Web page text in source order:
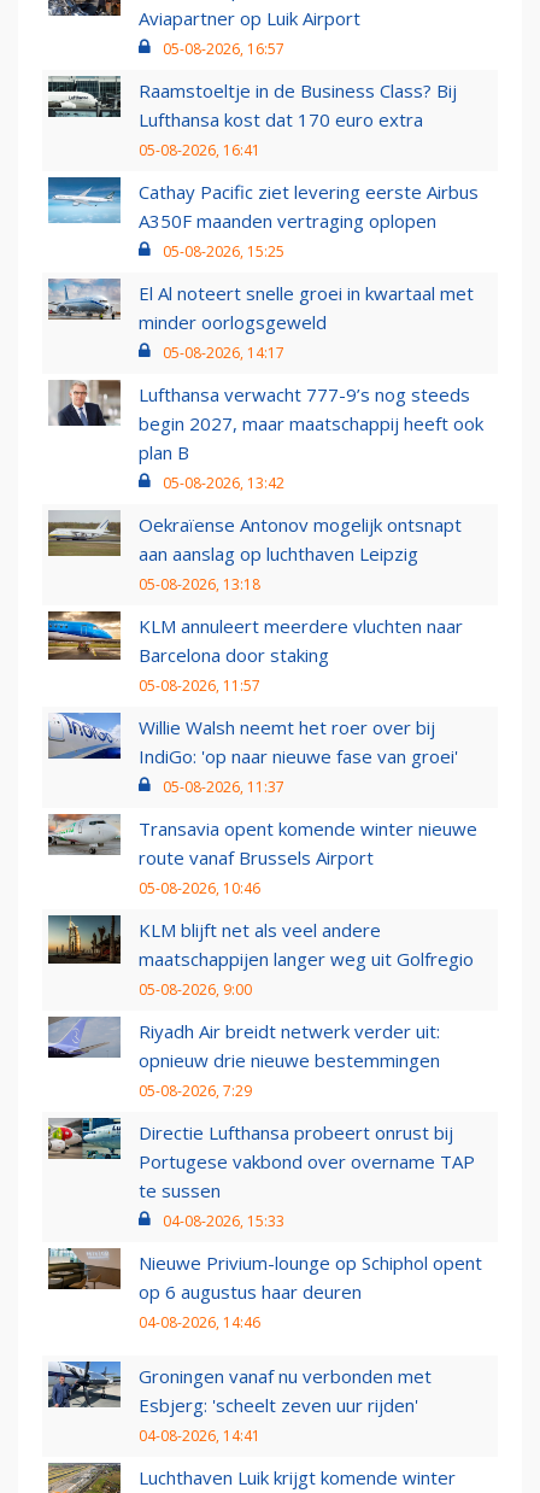
Aviapartner op Luik Airport
05-08-2026, 16:57
Raamstoeltje in de Business Class? Bij
Lufthansa kost dat 170 euro extra
05-08-2026, 16:41
Cathay Pacific ziet levering eerste Airbus
A350F maanden vertraging oplopen
05-08-2026, 15:25
El Al noteert snelle groei in kwartaal met
minder oorlogsgeweld
05-08-2026, 14:17
Lufthansa verwacht 777-9’s nog steeds
begin 2027, maar maatschappij heeft ook
plan B
05-08-2026, 13:42
Oekraïense Antonov mogelijk ontsnapt
aan aanslag op luchthaven Leipzig
05-08-2026, 13:18
KLM annuleert meerdere vluchten naar
Barcelona door staking
05-08-2026, 11:57
Willie Walsh neemt het roer over bij
IndiGo: 'op naar nieuwe fase van groei'
05-08-2026, 11:37
Transavia opent komende winter nieuwe
route vanaf Brussels Airport
05-08-2026, 10:46
KLM blijft net als veel andere
maatschappijen langer weg uit Golfregio
05-08-2026, 9:00
Riyadh Air breidt netwerk verder uit:
opnieuw drie nieuwe bestemmingen
05-08-2026, 7:29
Directie Lufthansa probeert onrust bij
Portugese vakbond over overname TAP
te sussen
04-08-2026, 15:33
Nieuwe Privium-lounge op Schiphol opent
op 6 augustus haar deuren
04-08-2026, 14:46
Groningen vanaf nu verbonden met
Esbjerg: 'scheelt zeven uur rijden'
04-08-2026, 14:41
Luchthaven Luik krijgt komende winter